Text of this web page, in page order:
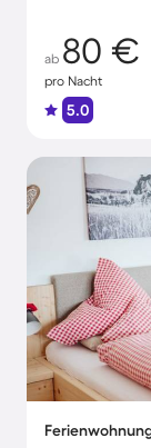
ab 80 €
pro Nacht
5.0